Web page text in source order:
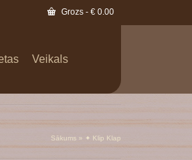
Grozs - € 0.00
Veikals
Sākums » ✦ Klip Klap